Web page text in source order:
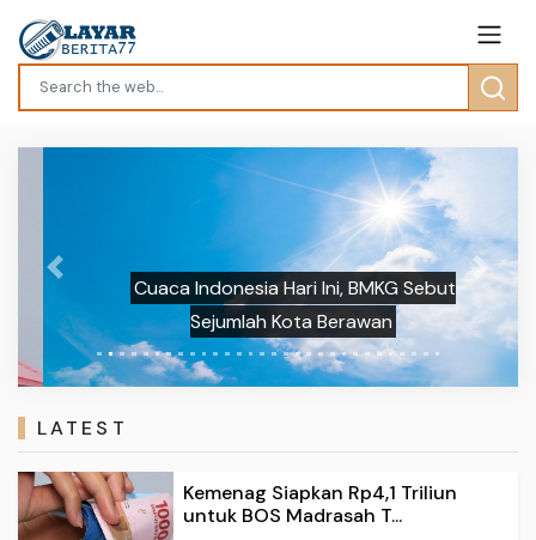
Cuaca Indonesia Hari Ini, BMKG Sebut
Sejumlah Kota Berawan
Previous Next
LATEST
Kemenag Siapkan Rp4,1 Triliun
untuk BOS Madrasah T...